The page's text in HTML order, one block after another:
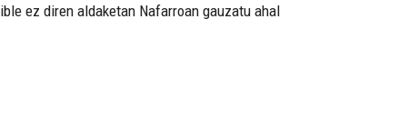
ez diren aldaketan Nafarroan gauzatu ahal